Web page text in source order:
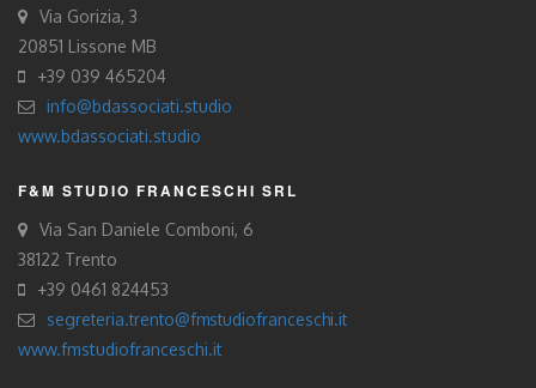
Via Gorizia, 3
20851 Lissone MB
+39 039 465204
info@bdassociati.studio
www.bdassociati.studio
F&M STUDIO FRANCESCHI SRL
Via San Daniele Comboni, 6
38122 Trento
+39 0461 824453
segreteria.trento@fmstudiofranceschi.it
www.fmstudiofranceschi.it